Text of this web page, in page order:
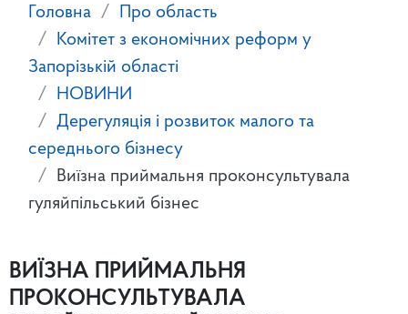
Головна
Про область
Комітет з економічних реформ у
Запорізькій області
НОВИНИ
Дерегуляція і розвиток малого та
середнього бізнесу
Виїзна приймальня проконсультувала
гуляйпільський бізнес
ВИЇЗНА ПРИЙМАЛЬНЯ
ПРОКОНСУЛЬТУВАЛА